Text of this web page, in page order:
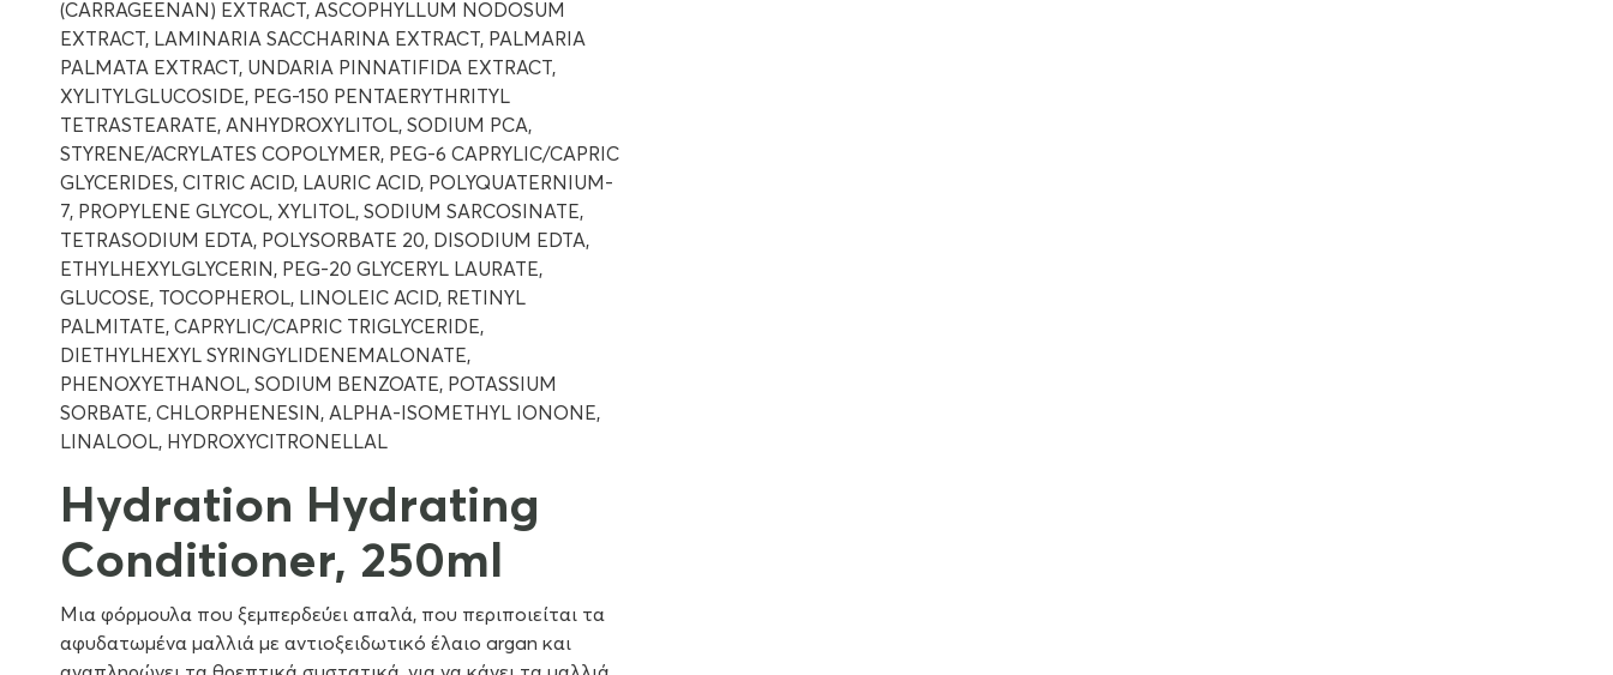
(CARRAGEENAN) EXTRACT, ASCOPHYLLUM NODOSUM
EXTRACT, LAMINARIA SACCHARINA EXTRACT, PALMARIA
PALMATA EXTRACT, UNDARIA PINNATIFIDA EXTRACT,
XYLITYLGLUCOSIDE, PEG-150 PENTAERYTHRITYL
TETRASTEARATE, ANHYDROXYLITOL, SODIUM PCA,
STYRENE/ACRYLATES COPOLYMER, PEG-6 CAPRYLIC/CAPRIC
GLYCERIDES, CITRIC ACID, LAURIC ACID, POLYQUATERNIUM-
7, PROPYLENE GLYCOL, XYLITOL, SODIUM SARCOSINATE,
TETRASODIUM EDTA, POLYSORBATE 20, DISODIUM EDTA,
ETHYLHEXYLGLYCERIN, PEG-20 GLYCERYL LAURATE,
GLUCOSE, TOCOPHEROL, LINOLEIC ACID, RETINYL
PALMITATE, CAPRYLIC/CAPRIC TRIGLYCERIDE,
DIETHYLHEXYL SYRINGYLIDENEMALONATE,
PHENOXYETHANOL, SODIUM BENZOATE, POTASSIUM
SORBATE, CHLORPHENESIN, ALPHA-ISOMETHYL IONONE,
LINALOOL, HYDROXYCITRONELLAL
Hydration Hydrating
Conditioner, 250ml
Μια φόρμουλα που ξεμπερδεύει απαλά, που περιποιείται τα
αφυδατωμένα μαλλιά με αντιοξειδωτικό έλαιο argan και